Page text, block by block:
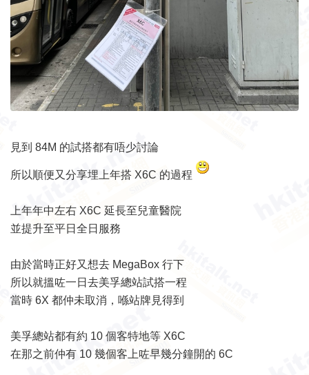
見到 84M 的試搭都有唔少討論
所以順便又分享埋上年搭 X6C 的過程
上年年中左右 X6C 延長至兒童醫院
並提升至平日全日服務
由於當時正好又想去 MegaBox 行下
所以就搵咗一日去美孚總站試搭一程
當時 6X 都仲未取消，喺站牌見得到
美孚總站都有約 10 個客特地等 X6C
在那之前仲有 10 幾個客上咗早幾分鐘開的 6C